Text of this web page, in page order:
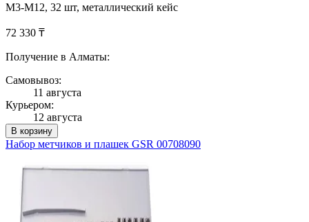
M3-M12, 32 шт, металлический кейс
72 330 ₸
Получение в Алматы:
Самовывоз:
11 августа
Курьером:
12 августа
В корзину
Набор метчиков и плашек GSR 00708090